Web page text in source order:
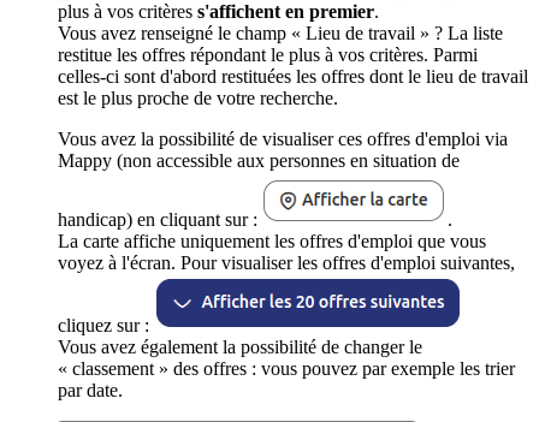
plus à vos critères s'affichent en premier.
Vous avez renseigné le champ « Lieu de travail » ? La liste
restitue les offres répondant le plus à vos critères. Parmi
celles-ci sont d'abord restituées les offres dont le lieu de travail
est le plus proche de votre recherche.
Vous avez la possibilité de visualiser ces offres d'emploi via
Mappy (non accessible aux personnes en situation de
handicap) en cliquant sur :
.
La carte affiche uniquement les offres d'emploi que vous
voyez à l'écran. Pour visualiser les offres d'emploi suivantes,
cliquez sur :
Vous avez également la possibilité de changer le
« classement » des offres : vous pouvez par exemple les trier
par date.